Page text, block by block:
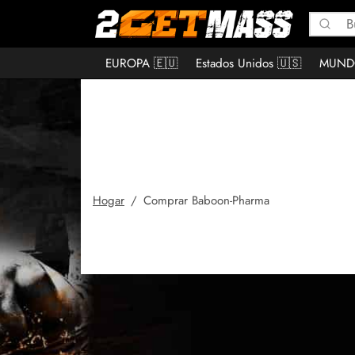
EUROPA 🇪🇺 Estados Unidos 🇺🇸
Hogar / Comprar Baboon-Pharma